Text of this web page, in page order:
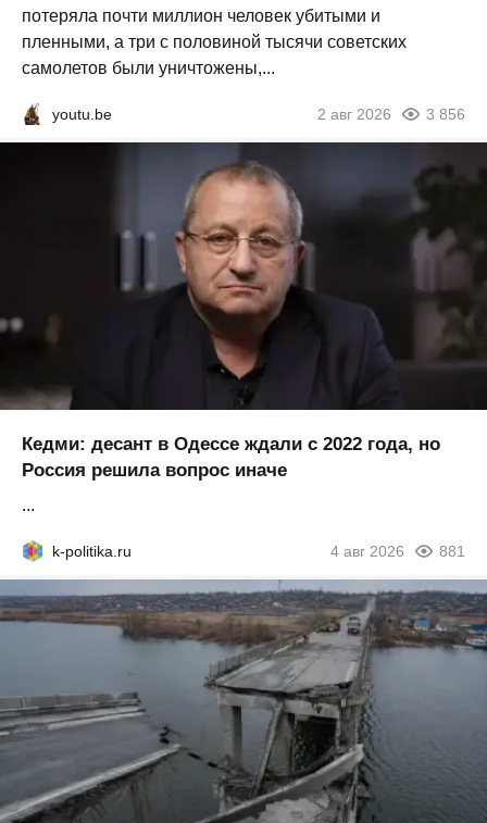
потеряла почти миллион человек убитыми и
пленными, а три с половиной тысячи советских
самолетов были уничтожены,...
youtu.be 2 авг 2026 3 856
Кедми: десант в Одессе ждали с 2022 года, но
Россия решила вопрос иначе
...
k-politika.ru 4 авг 2026 881